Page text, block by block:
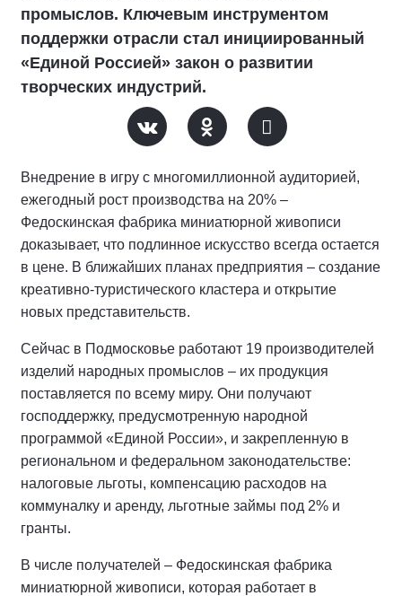
промыслов. Ключевым инструментом
поддержки отрасли стал инициированный
«Единой Россией» закон о развитии
творческих индустрий.
Внедрение в игру с многомиллионной аудиторией,
ежегодный рост производства на 20% –
Федоскинская фабрика миниатюрной живописи
доказывает, что подлинное искусство всегда остается
в цене. В ближайших планах предприятия – создание
креативно-туристического кластера и открытие
новых представительств.
Сейчас в Подмосковье работают 19 производителей
изделий народных промыслов – их продукция
поставляется по всему миру. Они получают
господдержку, предусмотренную народной
программой «Единой России», и закрепленную в
региональном и федеральном законодательстве:
налоговые льготы, компенсацию расходов на
коммуналку и аренду, льготные займы под 2% и
гранты.
В числе получателей – Федоскинская фабрика
миниатюрной живописи, которая работает в